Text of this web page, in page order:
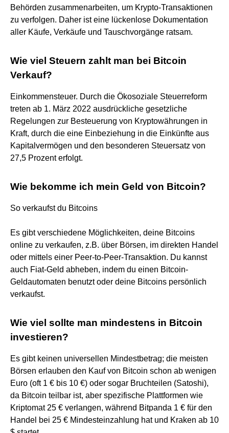
Behörden zusammenarbeiten, um Krypto-Transaktionen
zu verfolgen. Daher ist eine lückenlose Dokumentation
aller Käufe, Verkäufe und Tauschvorgänge ratsam.
Wie viel Steuern zahlt man bei Bitcoin
Verkauf?
Einkommensteuer. Durch die Ökosoziale Steuerreform
treten ab 1. März 2022 ausdrückliche gesetzliche
Regelungen zur Besteuerung von Kryptowährungen in
Kraft, durch die eine Einbeziehung in die Einkünfte aus
Kapitalvermögen und den besonderen Steuersatz von
27,5 Prozent erfolgt.
Wie bekomme ich mein Geld von Bitcoin?
So verkaufst du Bitcoins
Es gibt verschiedene Möglichkeiten, deine Bitcoins
online zu verkaufen, z.B. über Börsen, im direkten Handel
oder mittels einer Peer-to-Peer-Transaktion. Du kannst
auch Fiat-Geld abheben, indem du einen Bitcoin-
Geldautomaten benutzt oder deine Bitcoins persönlich
verkaufst.
Wie viel sollte man mindestens in Bitcoin
investieren?
Es gibt keinen universellen Mindestbetrag; die meisten
Börsen erlauben den Kauf von Bitcoin schon ab wenigen
Euro (oft 1 € bis 10 €) oder sogar Bruchteilen (Satoshi),
da Bitcoin teilbar ist, aber spezifische Plattformen wie
Kriptomat 25 € verlangen, während Bitpanda 1 € für den
Handel bei 25 € Mindesteinzahlung hat und Kraken ab 10